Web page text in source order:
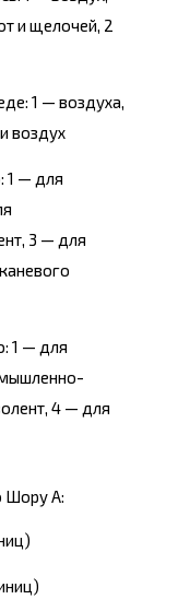
и щелочей, 2
1 — воздуха,
воздух
1 — для
3 — для
1 — для
4 — для
Шору А: